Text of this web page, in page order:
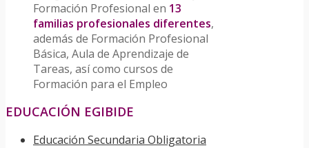
Formación Profesional en 13
familias profesionales diferentes,
además de Formación Profesional
Básica, Aula de Aprendizaje de
Tareas, así como cursos de
Formación para el Empleo
EDUCACIÓN EGIBIDE
Educación Secundaria Obligatoria